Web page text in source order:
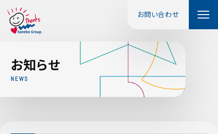
お問い合わせ
お知らせ
NEWS